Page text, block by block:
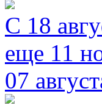
С 18
еще 11
07